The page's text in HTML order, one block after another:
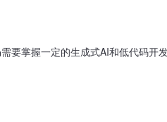
要掌握一定的生成式AI和低代码开